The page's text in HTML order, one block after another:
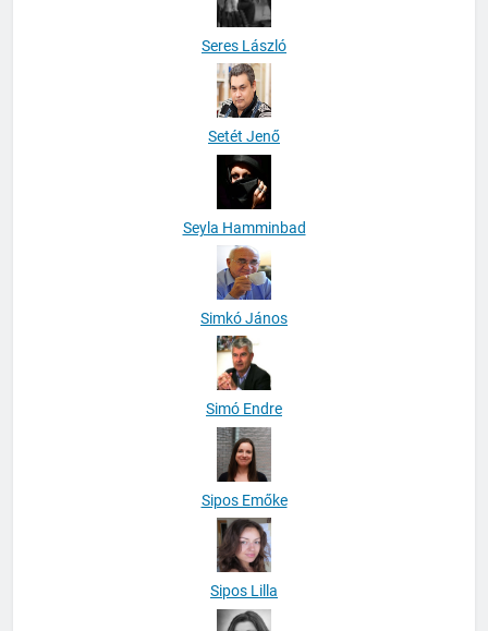
Seres László
Setét Jenő
Seyla Hamminbad
Simkó János
Simó Endre
Sipos Emőke
Sipos Lilla